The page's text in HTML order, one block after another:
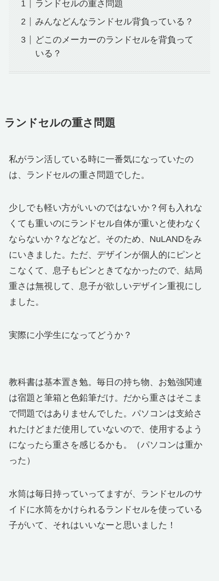
ランドセルの重さ問題
みんなどんなランドセル背負っている？
どこのメーカーのランドセルを背負って
いる？
ランドセルの重さ問題
私がラン活している時に一番気になっていたの
は、ランドセルの重さ問題でした。
少しでも軽い方がいいのではないか？何も入れな
くても重いのにランドセル自体が重いと使わなく
ならないか？などなど。そのため、NuLANDをみ
にいきました。ただ、デザインが個人的にピンと
こなくて、息子もピンときてなかったので、結局
重さは無視して、息子が欲しいデザイン重視にし
ました。
実際に小学生になってどうか？
教科書は基本置き勉。毎日の持ち物、お勉強関連
は宿題と筆箱と色鉛筆だけ。だから重さはそこま
で問題ではありませんでした。パソコンは支給さ
れたけどまだ使用していないので、使用するよう
になったら重さを感じるかも。（パソコンは重か
った）
水筒は毎日持っていってますが、ランドセルのサ
イドに水筒をかけられるランドセルを使っている
子がいて、それはいいなーと思いました！